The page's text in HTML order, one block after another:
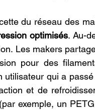
du réseau des
optimisés. Au-
Les makers
pour des
utilisateur qui a
et de
(par exemple, un